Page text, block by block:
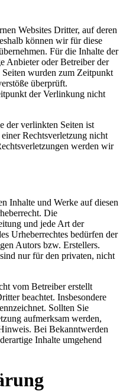
Websites Dritter, auf deren
können wir für diese
Für die Inhalte der
Anbieter oder Betreiber der
wurden zum Zeitpunkt
überprüft.
der Verlinkung nicht
der verlinkten Seiten ist
Rechtsverletzung nicht
werden wir
Inhalte und Werke auf diesen
Die
und jede Art der
Urheberrechtes bedürfen der
Autors bzw. Erstellers.
nur für den privaten, nicht
vom Betreiber erstellt
beachtet. Insbesondere
Sollten Sie
aufmerksam werden,
Bei Bekanntwerden
Inhalte umgehend